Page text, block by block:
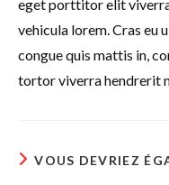
eget porttitor elit
vehicula lorem. Cras eu
congue quis mattis in,
tortor viverra hendrerit
VOUS DEVRIEZ